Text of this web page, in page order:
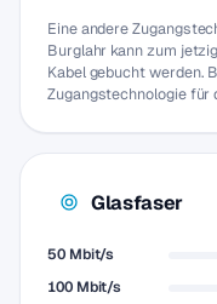
Eine andere
Burglahr kann zum
Kabel gebucht werden.
Zugangstechnologie für
Glasfaser
50 Mbit/s
100 Mbit/s